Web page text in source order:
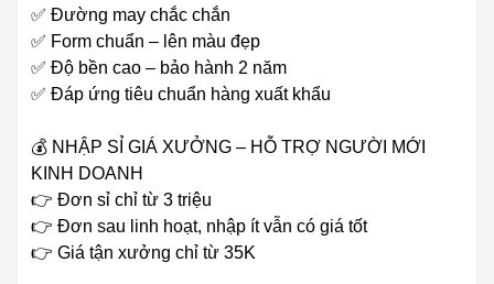
✅ Đường may chắc chắn
✅ Form chuẩn – lên màu đẹp
✅ Độ bền cao – bảo hành 2 năm
✅ Đáp ứng tiêu chuẩn hàng xuất khẩu
💰 NHẬP SỈ GIÁ XƯỞNG – HỖ TRỢ NGƯỜI MỚI
KINH DOANH
👉 Đơn sỉ chỉ từ 3 triệu
👉 Đơn sau linh hoạt, nhập ít vẫn có giá tốt
👉 Giá tận xưởng chỉ từ 35K